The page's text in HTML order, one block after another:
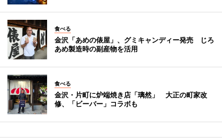
食べる
金沢「あめの俵屋」、グミキャンディー発売 じろ
あめ製造時の副産物を活用
食べる
金沢・片町に炉端焼き店「璃然」 大正の町家改
修、「ビーバー」コラボも